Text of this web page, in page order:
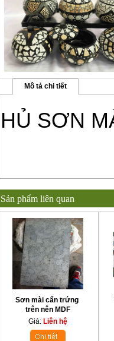
Mô tả chi tiết
HỦ SƠN
Sản phẩm liên quan
Sơn mài cẩn trứng
trên nên MDF
Giá: Liên hệ